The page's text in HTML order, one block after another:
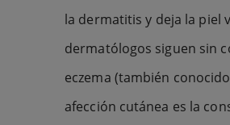
la dermatitis y deja la piel
dermatólogos siguen sin
eczema (también
afección cutánea es la